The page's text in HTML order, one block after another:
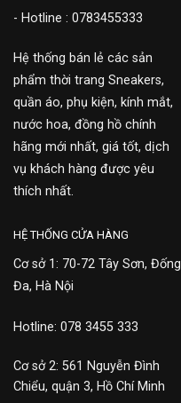
- Hotline : 0783455333
Hệ thống bán lẻ các sản
phẩm thời trang Sneakers,
quần áo, phụ kiện, kính mắt,
nước hoa, đồng hồ chính
hãng mới nhất, giá tốt, dịch
vụ khách hàng được yêu
thích nhất.
HỆ THỐNG CỬA HÀNG
Cơ sở 1: 70-72 Tây Sơn, Đống
Đa, Hà Nội
Hotline: 078 3455 333
Cơ sở 2: 561 Nguyễn Đình
Chiểu, quận 3, Hồ Chí Minh